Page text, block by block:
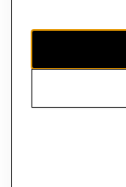
CAMBIAR REGIÓN